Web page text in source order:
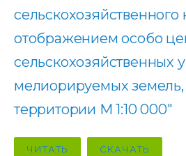
сельскохозяйственного
отображением особо
сельскохозяйственных
мелиорируемых земель,
территории М 1:10 000″
ЧИТАТЬ СКАЧАТЬ